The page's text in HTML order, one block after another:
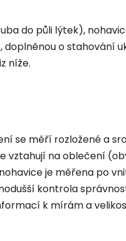
do půli lýtek),
doplněnou o stahování
níže.
se měří rozložené a
vztahují na oblečení
je měřena po
kontrola
k mírám a